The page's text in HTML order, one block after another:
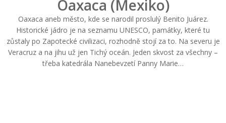
Oaxaca (Mexiko)
Oaxaca aneb město, kde se narodil proslulý Benito Juárez.
Historické jádro je na seznamu UNESCO, památky, které tu
zůstaly po Zapotecké civilizaci, rozhodně stojí za to. Na severu je
Veracruz a na jihu už jen Tichý oceán. Jeden skvost za všechny –
třeba katedrála Nanebevzetí Panny Marie…